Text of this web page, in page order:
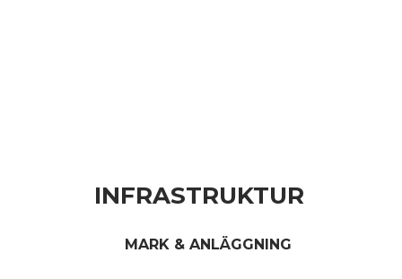
INFRASTRUKTUR
MARK & ANLÄGGNING